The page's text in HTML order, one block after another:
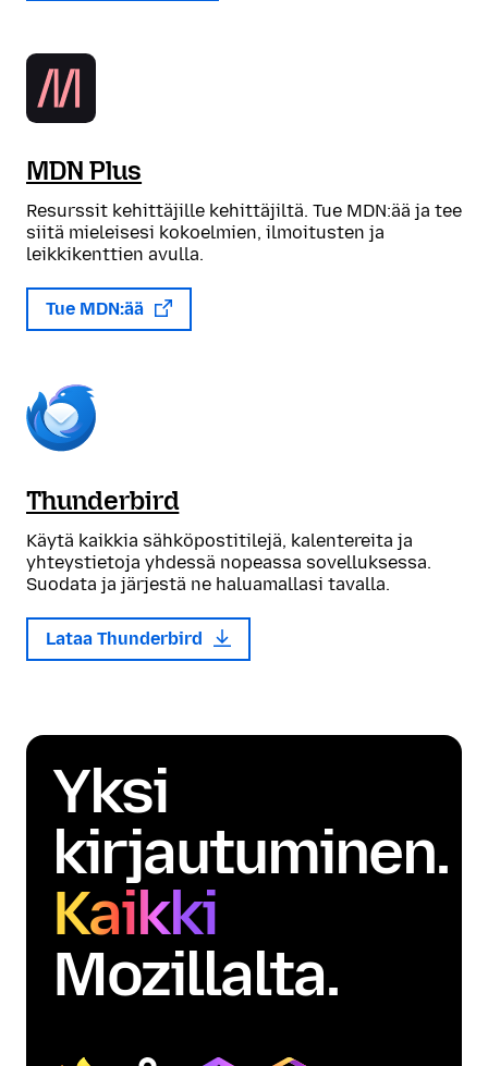
MDN Plus
Resurssit kehittäjille kehittäjiltä. Tue MDN:ää ja tee
siitä mieleisesi kokoelmien, ilmoitusten ja
leikkikenttien avulla.
Tue MDN:ää
Thunderbird
Käytä kaikkia sähköpostitilejä, kalentereita ja
yhteystietoja yhdessä nopeassa sovelluksessa.
Suodata ja järjestä ne haluamallasi tavalla.
Lataa Thunderbird
Yksi
kirjautuminen.
Kaikki
Mozillalta.